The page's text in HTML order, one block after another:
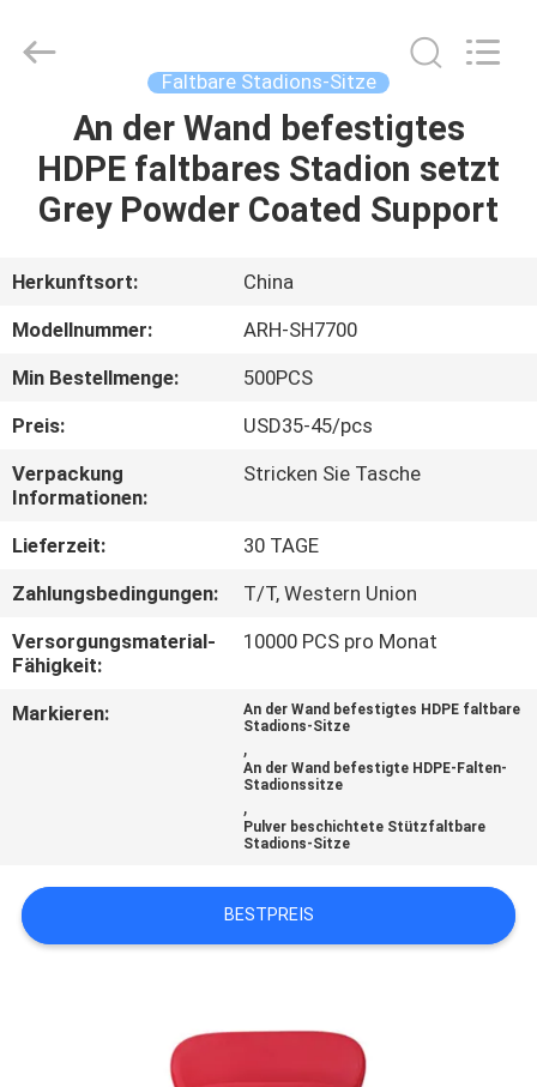
HAUS
PRODUKTE
ÜBER
UNS
FABRIK-
AUSFLUG
QUALITÄTSKONTROLLE
TRETEN
SIE
MIT
UNS
FORDERN
Commercial
Co.,Ltd.
Faltbare Stadions-Sitze
An der Wand befestigtes
HDPE faltbares Stadion setzt
Grey Powder Coated Support
Herkunftsort:
China
Modellnummer:
ARH-SH7700
Min Bestellmenge:
500PCS
Preis:
USD35-45/pcs
Verpackung
Informationen:
Stricken Sie Tasche
Lieferzeit:
30 TAGE
Zahlungsbedingungen:
T/T, Western Union
Versorgungsmaterial-
Fähigkeit:
10000 PCS pro Monat
Markieren:
An der Wand befestigtes HDPE faltbare
Stadions-Sitze
,
An der Wand befestigte HDPE-Falten-
Stadionssitze
,
Pulver beschichtete Stützfaltbare
Stadions-Sitze
BESTPREIS